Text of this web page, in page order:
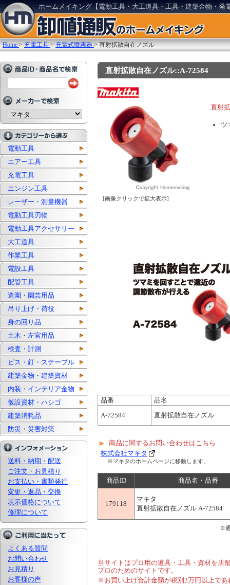
ホームメイキング【電動工具・大工道具・工具・建築金物・発
Home >充電工具 >充電式噴霧器 >直射拡散自在ノズル
電動工具
エアー工具
充電工具
エンジン工具
レーザー・測量機器
電動工具刃物
電動工具アクセサリー
大工道具
作業工具
電設工具
配管工具
造園・園芸用品
吊り上げ・荷役
身の回り品
土木・左官用品
検査・計測
ビス・釘・ステープル
建築金物・建築資材
内装・インテリア金物
仮設資材・ハシゴ
建築消耗品
防災・災害対策
送料・納期・配送
ご注文・お見積り
お支払い・書類発行
変更・返品・交換
表示価格について
修理について
よくある質問
お問い合わせ
お見積り
お客様の声
直射拡散自在ノズル::A-72584
[画像クリックで拡大表示]
直射
ツ
品番
品名
A-72584
直射拡散自在ノズル
商品に関するお問い合わせはこちら
株式会社マキタ
※マキタのホームページに移動します。
商品ID 商品名・品番
179118
マキタ
直射拡散自在ノズル A-72584
※
当サイトはプロ用の道具・工具・資材を店
プロのためのサイトです。
※お買い上げ合計金額が税別2万円以上で